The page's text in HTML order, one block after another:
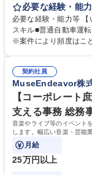
掛ける当社にて、自社
わいい』を届けるやりがいのあ
クターライセンスを活
画段階から納品まで、
元様とのやり取り、輸
工場開拓などがございます。 募集職種 【生産管理】キ
や雑貨の生産・品質
必要な経験・能
必要な経験・能力等
スキル■普通自動車運
※案件により頻度はこ
め、『コツコツと実直
外関係者と友好なコミ
ンで行います。 学歴・資格 学歴：大学院 大学 高専 短大 専修学校 高校 語
学力： 資格：
契約社員
MuseEndeavor株
【コーポレート
支える事務 総務
音楽やライブ等のイベント
します。幅広い音楽・芸能
滑な運営を支えていただき
月給
25万円以上